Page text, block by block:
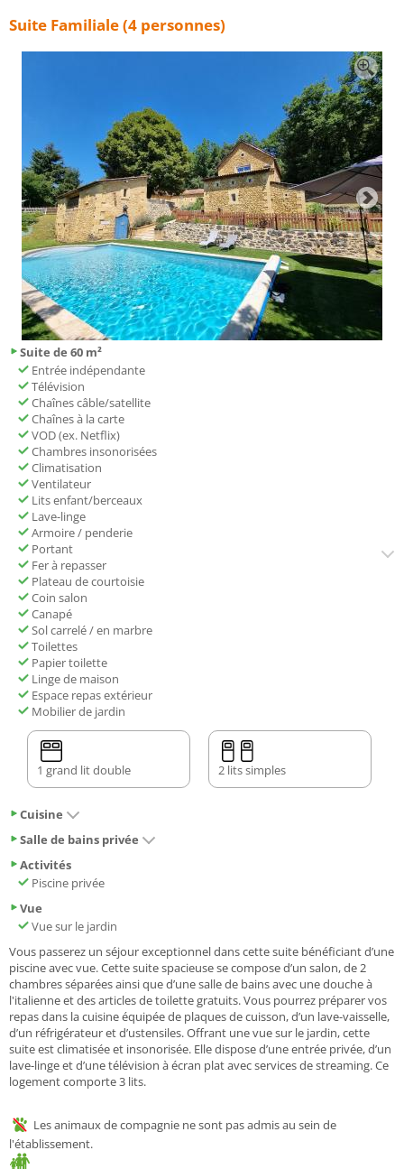
Suite Familiale (4 personnes)
Suite de 60 m²
Entrée indépendante
Télévision
Chaînes câble/satellite
Chaînes à la carte
VOD (ex. Netflix)
Chambres insonorisées
Climatisation
Ventilateur
Lits enfant/berceaux
Lave-linge
Armoire / penderie
Portant
Fer à repasser
Plateau de courtoisie
Coin salon
Canapé
Sol carrelé / en marbre
Toilettes
Papier toilette
Linge de maison
Espace repas extérieur
Mobilier de jardin
1 grand lit double 2 lits simples
Cuisine
Salle de bains privée
Activités
Piscine privée
Vue
Vue sur le jardin
Vous passerez un séjour exceptionnel dans cette suite bénéficiant d’une
piscine avec vue. Cette suite spacieuse se compose d’un salon, de 2
chambres séparées ainsi que d’une salle de bains avec une douche à
l'italienne et des articles de toilette gratuits. Vous pourrez préparer vos
repas dans la cuisine équipée de plaques de cuisson, d’un lave-vaisselle,
d’un réfrigérateur et d’ustensiles. Offrant une vue sur le jardin, cette
suite est climatisée et insonorisée. Elle dispose d’une entrée privée, d’un
lave-linge et d’une télévision à écran plat avec services de streaming. Ce
logement comporte 3 lits.
Les animaux de compagnie ne sont pas admis au sein de
l'établissement.